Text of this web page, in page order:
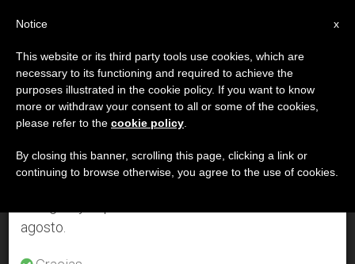
DÍA
Julio 18th, 2004
ÚLTIMAS NOTICIAS
Juan Pablo II se despide de los Alpes y se traslada a Castel
×
Aviso importante
Del 27 de julio al 7 de agosto haremos la pausa
anual, aprovechando que en el periodo de verano
se generan menos informaciones y también el
agosto.
x
Notice
This website or its third party tools use cookies, which are
necessary to its functioning and required to achieve the
purposes illustrated in the cookie policy. If you want to know
more or withdraw your consent to all or some of the cookies,
please refer to the cookie policy
By closing this banner, scrolling this page, clicking a link or
continuing to browse otherwise, you agree to the use of cookies.